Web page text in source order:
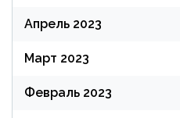
Апрель 2023
Март 2023
Февраль 2023